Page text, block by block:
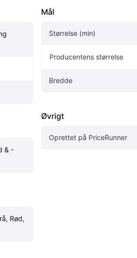
& -
Rød,
Mål
Størrelse (min)
Producentens størrelse
Bredde
Øvrigt
Oprettet på PriceRunner